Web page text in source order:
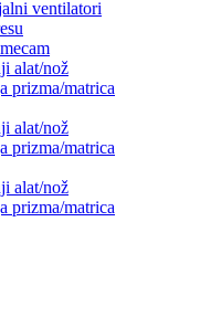
ventilatori
alat/nož
prizma/matrica
alat/nož
prizma/matrica
alat/nož
prizma/matrica